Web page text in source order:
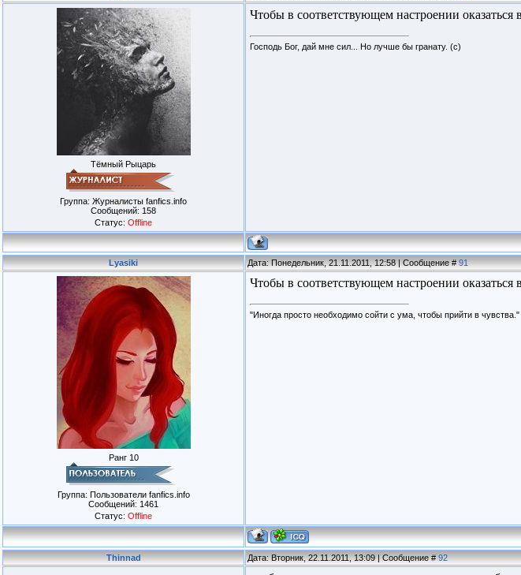
Тёмный Рыцарь
Группа: Журналисты fanfics.info
Сообщений: 158
Статус: Offline
Чтобы в соответствующем настроении оказаться
Господь Бог, дай мне сил... Но лучше бы гранату. (с)
Lyasiki Дата: Понедельник, 21.11.2011, 12:58 | Сообщение #91
Ранг 10
Группа: Пользователи fanfics.info
Сообщений: 1461
Статус: Offline
Чтобы в соответствующем настроении
"Иногда просто необходимо сойти с ума, чтобы прийти в чувства."
Thinnad Дата: Вторник, 22.11.2011, 13:09 | Сообщение #92